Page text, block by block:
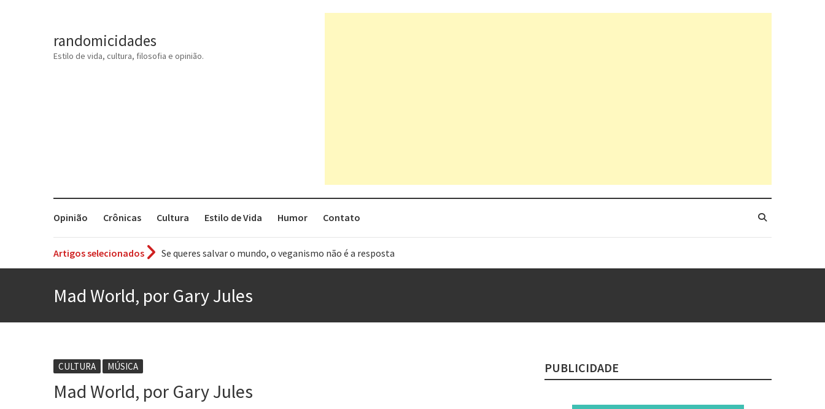
randomicidades
Estilo de vida, cultura, filosofia e opinião.
Opinião Crônicas Cultura Estilo de Vida Humor Contato
Artigos selecionados
Se queres salvar o mundo, o veganismo não é a resposta
A construção da urbanidade
Os causos de Jorge Luis Borges
Mad World, por Gary Jules
CULTURA MÚSICA
Mad World, por Gary Jules
PUBLICIDADE